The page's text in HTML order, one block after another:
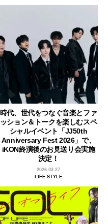
時代、世代をつなぐ音楽とファ
ッション＆トークを楽しむスペ
シャルイベント「JJ50th
Anniversary Fest 2026」で、
iKON終演後のお見送り会実施
決定！
2026.03.27
LIFE STYLE